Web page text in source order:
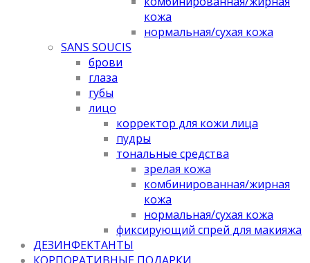
кожа
нормальная/cухая кожа
SANS SOUCIS
брови
глаза
губы
лицо
корректор для кожи лица
пудры
тональные средства
зрелая кожа
комбинированная/жирная
кожа
нормальная/cухая кожа
фиксирующий спрей для макияжа
ДЕЗИНФЕКТАНТЫ